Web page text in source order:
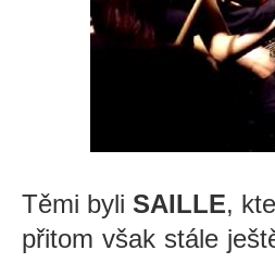
Těmi byliSAILLE,
přitom však stále